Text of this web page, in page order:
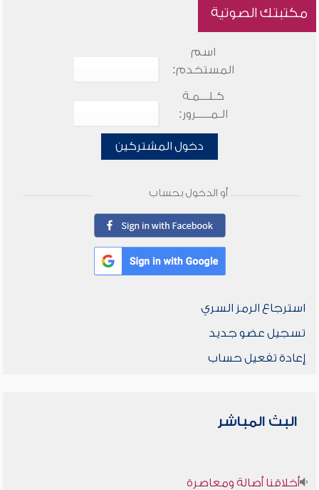
مكتبتك الصوتية
اسم
المستخدم:
كـلـــمـة
الـمـــــرور:
دخول المشتركين
أو الدخول بحساب
استرجاع الرمز السري
تسجيل عضو جديد
إعادة تفعيل حساب
البث المباشر
أخلاقنا أصالة ومعاصرة